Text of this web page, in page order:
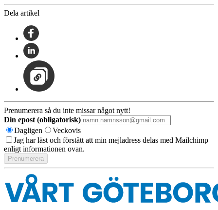
Dela artikel
Prenumerera så du inte missar något nytt!
Din epost (obligatorisk)
Dagligen
Veckovis
Jag har läst och förstått att min mejladress delas med Mailchimp
enligt informationen ovan.